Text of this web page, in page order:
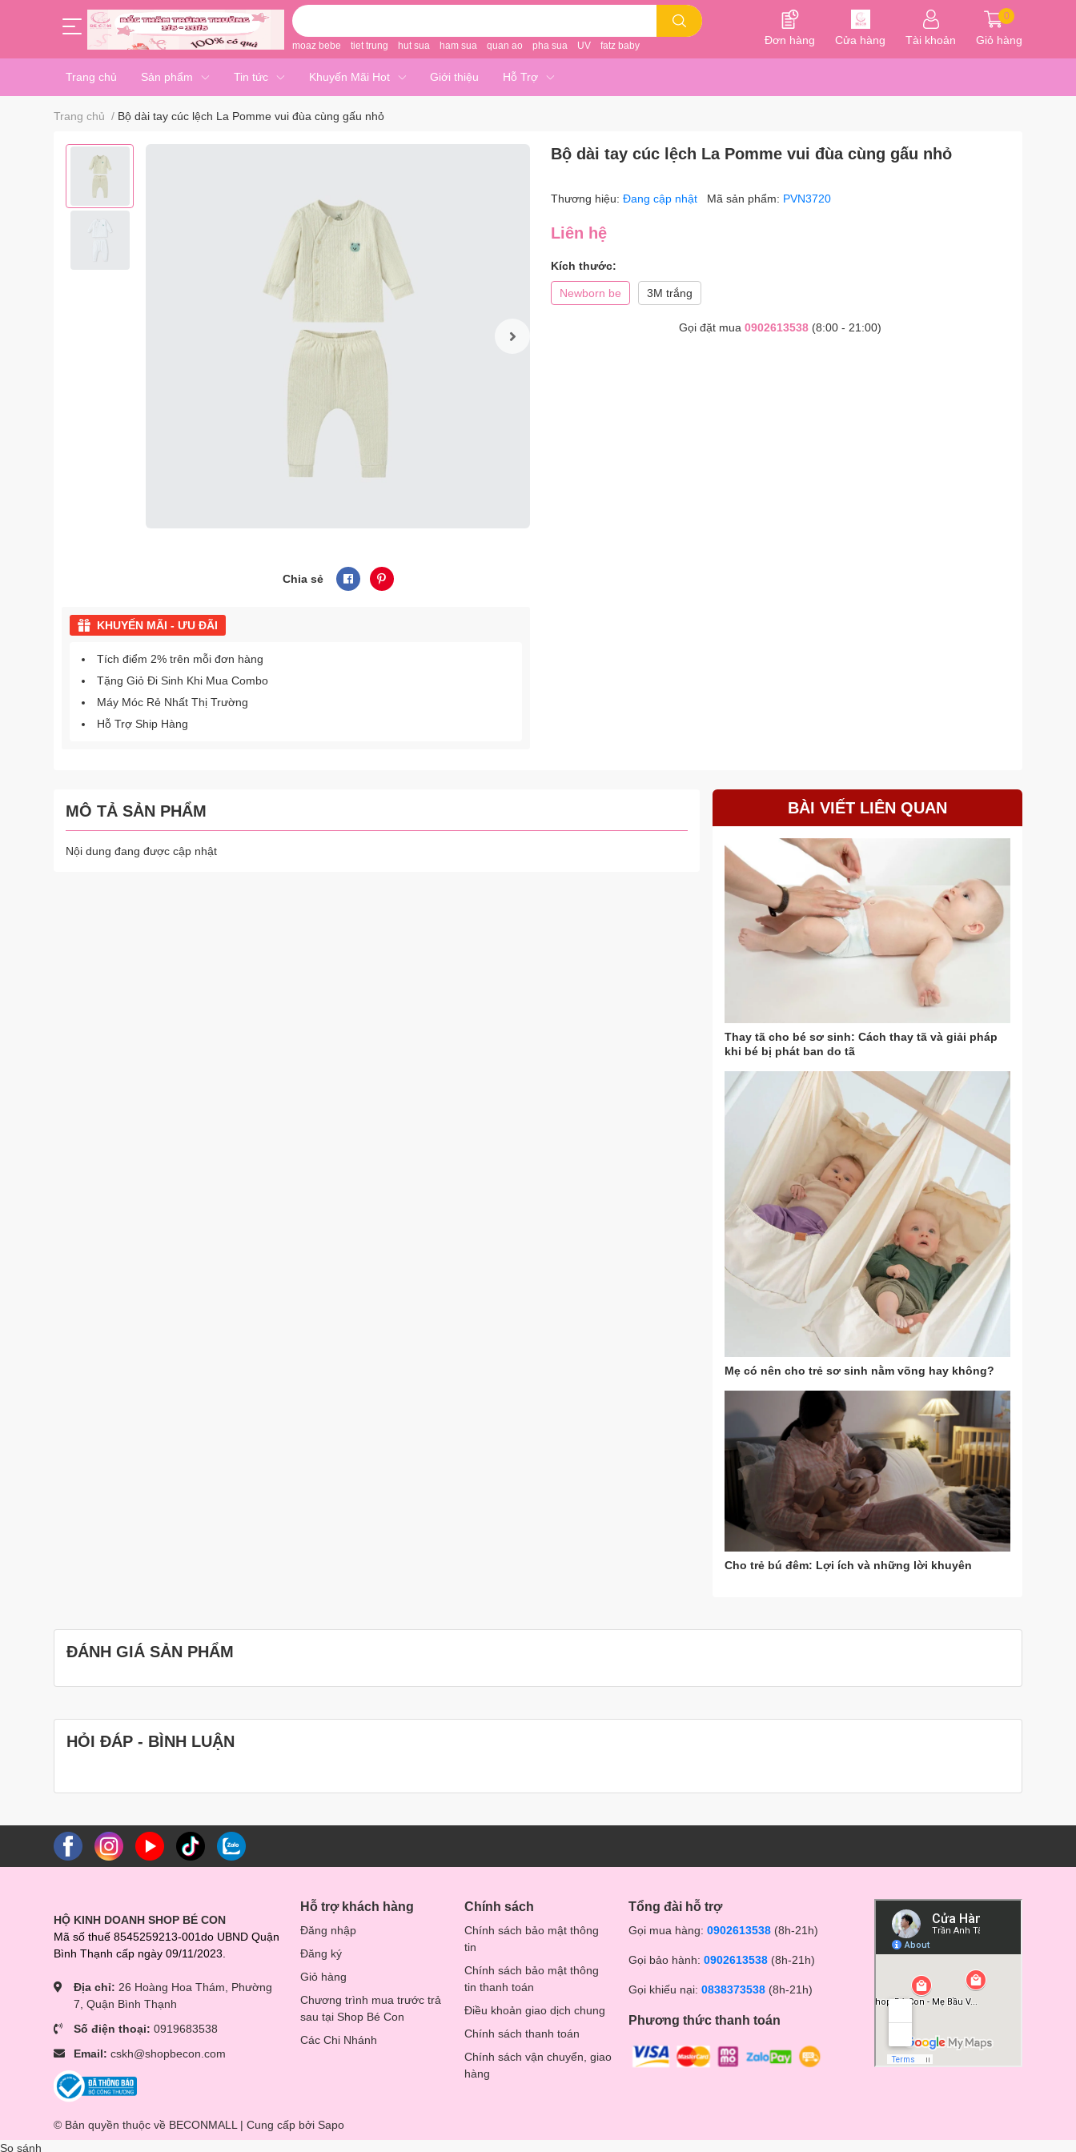
moaz bebe tiet trung hut sua ham sua quan ao pha sua UV fatz baby Đơn hàng Cửa hàng Tài khoản
0
Giỏ hàng
Trang chủ Sản phẩm Tin tức Khuyến Mãi Hot Giới thiệu Hỗ Trợ
Trang chủ / Bộ dài tay cúc lệch La Pomme vui đùa cùng gấu nhỏ
Chia sẻ
KHUYẾN MÃI - ƯU ĐÃI
Tích điểm 2% trên mỗi đơn hàng
Tặng Giỏ Đi Sinh Khi Mua Combo
Máy Móc Rẻ Nhất Thị Trường
Hỗ Trợ Ship Hàng
Bộ dài tay cúc lệch La Pomme vui đùa cùng gấu nhỏ
Thương hiệu: Đang cập nhật Mã sản phẩm: PVN3720
Liên hệ
Kích thước:
Newborn be 3M trắng
Gọi đặt mua 0902613538 (8:00 - 21:00)
MÔ TẢ SẢN PHẨM
Nội dung đang được cập nhật
BÀI VIẾT LIÊN QUAN
Thay tã cho bé sơ sinh: Cách thay tã và giải pháp
khi bé bị phát ban do tã
Mẹ có nên cho trẻ sơ sinh nằm võng hay không?
Cho trẻ bú đêm: Lợi ích và những lời khuyên
ĐÁNH GIÁ SẢN PHẨM
HỎI ĐÁP - BÌNH LUẬN
HỘ KINH DOANH SHOP BÉ CON
Mã số thuế 8545259213-001do UBND Quận
Bình Thạnh cấp ngày 09/11/2023.
Địa chỉ: 26 Hoàng Hoa Thám, Phường
7, Quận Bình Thạnh
Số điện thoại: 0919683538
Email: cskh@shopbecon.com
Hỗ trợ khách hàng
Đăng nhập
Đăng ký
Giỏ hàng
Chương trình mua trước trả
sau tại Shop Bé Con
Các Chi Nhánh
Chính sách
Chính sách bảo mật thông
tin
Chính sách bảo mật thông
tin thanh toán
Điều khoản giao dịch chung
Chính sách thanh toán
Chính sách vận chuyển, giao
hàng
Tổng đài hỗ trợ
Gọi mua hàng: 0902613538 (8h-21h)
Gọi bảo hành: 0902613538 (8h-21h)
Gọi khiếu nại: 0838373538 (8h-21h)
Phương thức thanh toán
© Bản quyền thuộc về BECONMALL | Cung cấp bởi Sapo
So sánh